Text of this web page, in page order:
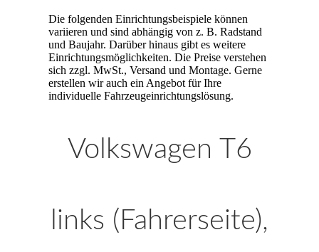
Die folgenden Einrichtungsbeispiele können
variieren und sind abhängig von z. B. Radstand
und Baujahr. Darüber hinaus gibt es weitere
Einrichtungsmöglichkeiten. Die Preise verstehen
sich zzgl. MwSt., Versand und Montage. Gerne
erstellen wir auch ein Angebot für Ihre
individuelle Fahrzeugeinrichtungslösung.
Volkswagen T6
links (Fahrerseite),